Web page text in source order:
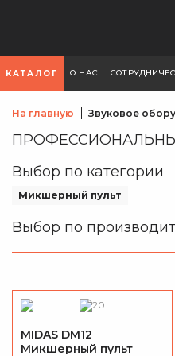
КАТАЛОГ О НАС
На главную Звуковое
Выбор по категории
Микшерный пульт
Выбор по
MIDAS DM12
Микшерный пульт